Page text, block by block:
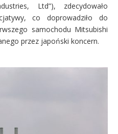
Ltd”), zdecydowało
co doprowadziło do
samochodu Mitsubishi
przez japoński koncern.